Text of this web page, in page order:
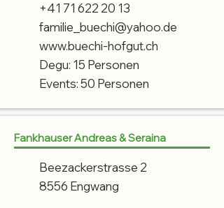
+41 71 622 20 13
familie_buechi@yahoo.de
www.buechi-hofgut.ch
Degu: 15 Personen
Events: 50 Personen
Fankhauser Andreas & Seraina
Beezackerstrasse 2
8556 Engwang